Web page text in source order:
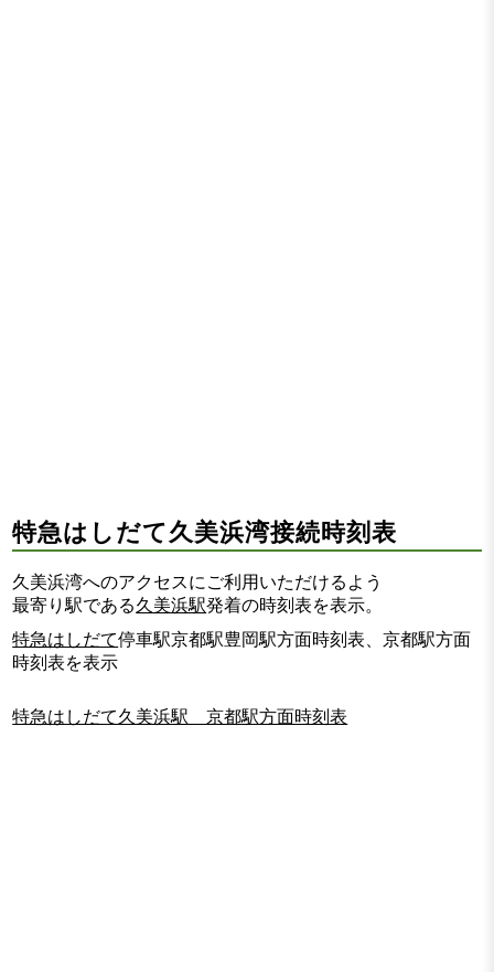
特急はしだて久美浜湾接続時刻表
久美浜湾へのアクセスにご利用いただけるよう
最寄り駅である久美浜駅発着の時刻表を表示。
特急はしだて停車駅京都駅豊岡駅方面時刻表、京都駅方面
時刻表を表示
特急はしだて久美浜駅 京都駅方面時刻表